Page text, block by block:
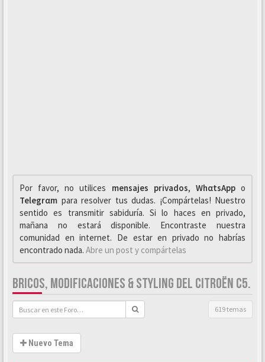
Por favor, no utilices mensajes privados, WhαtsAppo
Telegrαm para resolver tus dudas. ¡Compártelas! Nuestro
sentido es transmitir sabiduría. Si lo haces en privado,
mañana no estará disponible. Encontraste nuestra
comunidad en internet. De estar en privado no habrías
encontrado nada. Abre un post y compártelas
BRICOS, MODIFICACIONES & STYLING DEL CITROËN C5.
619 temas
Nuevo Tema